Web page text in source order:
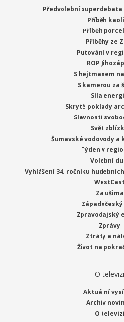
Předvolební superdebata
Příběh
Příběh
Příběhy ze
Putování v
ROP
S hejtmanem
S kamerou za
Síla
Skryté poklady
Slavnosti
Svět
Šumavské vodovody a
Týden v
Volební
Vyhlášení 34. ročníku
WestCast
Za ušima
Zpravodajský
Zprávy
Ztráty a
Život na
O televizi
Aktuální
Archiv
O televizi